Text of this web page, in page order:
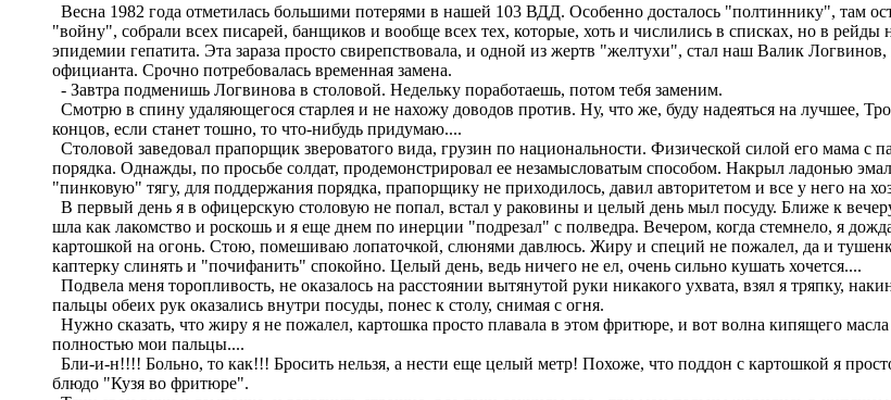
Весна 1982 года отметилась большими потерями в нашей 103 ВДД. Особенно досталось "полтиннику", там
"войну", собрали всех писарей, банщиков и вообще всех тех, которые, хоть и числились в списках, но в
эпидемии гепатита. Эта зараза просто свирепствовала, и одной из жертв "желтухи", стал наш Валик
официанта. Срочно потребовалась временная замена.
- Завтра подменишь Логвинова в столовой. Недельку поработаешь, потом тебя заменим.
Смотрю в спину удаляющегося старлея и не нахожу доводов против. Ну, что же, буду надеяться на лучшее,
концов, если станет тошно, то что-нибудь придумаю....
Столовой заведовал прапорщик звероватого вида, грузин по национальности. Физической силой его мама
порядка. Однажды, по просьбе солдат, продемонстрировал ее незамысловатым способом. Накрыл ладонью
"пинковую" тягу, для поддержания порядка, прапорщику не приходилось, давил авторитетом и все у него на
В первый день я в офицерскую столовую не попал, встал у раковины и целый день мыл посуду. Ближе к
шла как лакомство и роскошь и я еще днем по инерции "подрезал" с полведра. Вечером, когда стемнело, я
картошкой на огонь. Стою, помешиваю лопаточкой, слюнями давлюсь. Жиру и специй не пожалел, да и
каптерку слинять и "почифанить" спокойно. Целый день, ведь ничего не ел, очень сильно кушать хочется....
Подвела меня торопливость, не оказалось на расстоянии вытянутой руки никакого ухвата, взял я тряпку,
пальцы обеих рук оказались внутри посуды, понес к столу, снимая с огня.
Нужно сказать, что жиру я не пожалел, картошка просто плавала в этом фритюре, и вот волна кипящего
полностью мои пальцы....
Бли-и-н!!!! Больно, то как!!! Бросить нельзя, а нести еще целый метр! Похоже, что поддон с картошкой я
блюдо "Кузя во фритюре".